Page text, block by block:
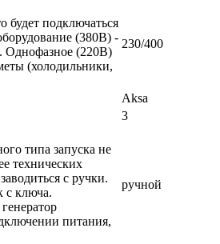
будет подключаться
(380В) -
Однофазное (220В)
(холодильники,
230/400
Aksa
3
типа запуска не
технических
с ручки.
с ключа.
питания,
ручной